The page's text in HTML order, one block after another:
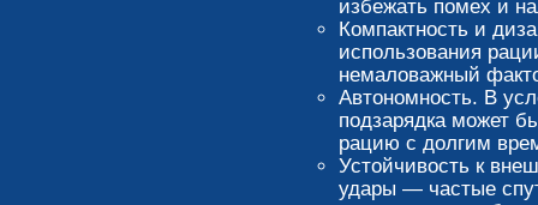
избежать помех и
Компактность и
использования
немаловажный
Автономность. В
подзарядка может
рацию с долгим
Устойчивость к
удары — частые